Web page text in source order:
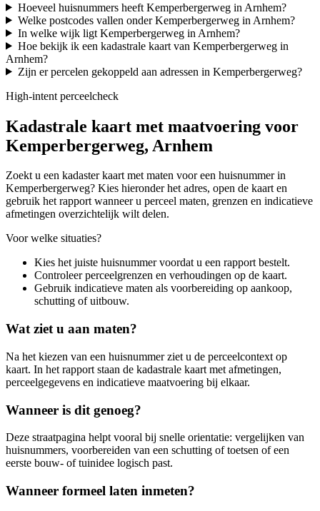
Hoeveel huisnummers heeft Kemperbergerweg in Arnhem?
Welke postcodes vallen onder Kemperbergerweg in Arnhem?
In welke wijk ligt Kemperbergerweg in Arnhem?
Hoe bekijk ik een kadastrale kaart van Kemperbergerweg in
Arnhem?
Zijn er percelen gekoppeld aan adressen in Kemperbergerweg?
High-intent perceelcheck
Kadastrale kaart met maatvoering voor
Kemperbergerweg, Arnhem
Zoekt u een kadaster kaart met maten voor een huisnummer in
Kemperbergerweg? Kies hieronder het adres, open de kaart en
gebruik het rapport wanneer u perceel maten, grenzen en indicatieve
afmetingen overzichtelijk wilt delen.
Voor welke situaties?
Kies het juiste huisnummer voordat u een rapport bestelt.
Controleer perceelgrenzen en verhoudingen op de kaart.
Gebruik indicatieve maten als voorbereiding op aankoop,
schutting of uitbouw.
Wat ziet u aan maten?
Na het kiezen van een huisnummer ziet u de perceelcontext op
kaart. In het rapport staan de kadastrale kaart met afmetingen,
perceelgegevens en indicatieve maatvoering bij elkaar.
Wanneer is dit genoeg?
Deze straatpagina helpt vooral bij snelle orientatie: vergelijken van
huisnummers, voorbereiden van een schutting of toetsen of een
eerste bouw- of tuinidee logisch past.
Wanneer formeel laten inmeten?